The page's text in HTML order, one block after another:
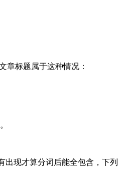
章标题属于这种情况：
出现才算分词后能全包含，下列